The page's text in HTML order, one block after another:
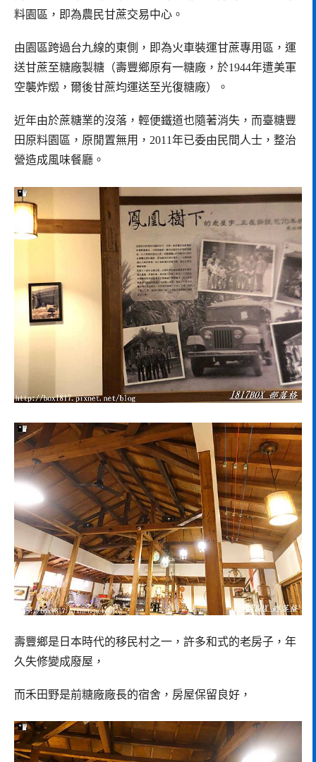
料園區，即為農民甘蔗交易中心。
由園區跨過台九線的東側，即為火車裝運甘蔗專用區，運
送甘蔗至糖廠製糖（壽豐鄉原有一糖廠，於1944年遭美軍
空襲炸燬，爾後甘蔗均運送至光復糖廠）。
近年由於蔗糖業的沒落，輕便鐵道也隨著消失，而臺糖豐
田原料園區，原閒置無用，2011年已委由民間人士，整治
營造成風味餐廳。
壽豐鄉是日本時代的移民村之一，許多和式的老房子，年
久失修變成廢屋，
而禾田野是前糖廠廠長的宿舍，房屋保留良好，